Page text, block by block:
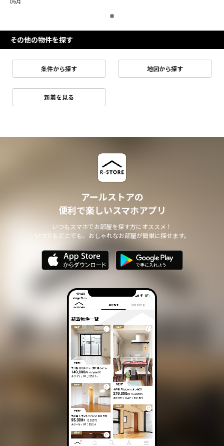
その他の物件を探す
条件から探す 地図から探す
新着を見る
アールストアの
便利で楽しいスマホアプリ
いつもスマホでお部屋を探す方にオススメ！
いつでもどこでも、おしゃれなお部屋が簡単に探せます。